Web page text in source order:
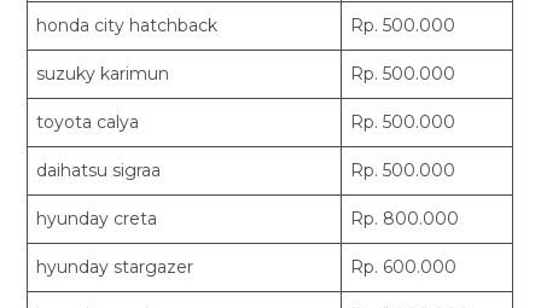
honda city hatchback Rp. 500.000
suzuky karimun Rp. 500.000
toyota calya Rp. 500.000
daihatsu sigraa Rp. 500.000
hyunday creta Rp. 800.000
hyunday stargazer Rp. 600.000